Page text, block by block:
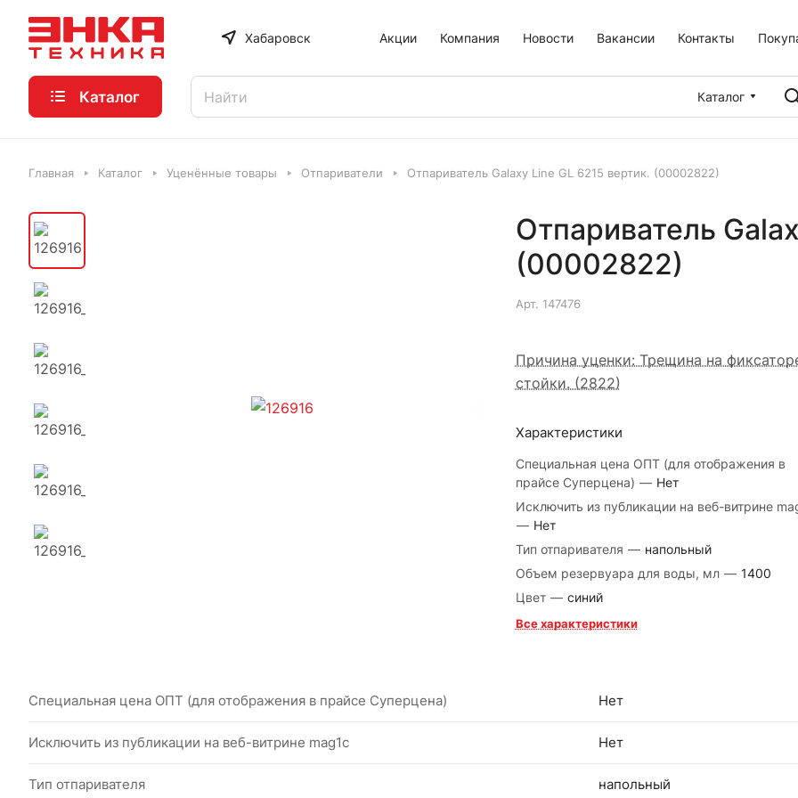
Хабаровск Акции Компания Новости Вакансии Контакты
Каталог
Каталог
Главная Каталог Уценённые товары Отпариватели Отпариватель Galaxy Line GL 6215 вертик. (00002822)
Отпариватель
(00002822)
Арт. 147476
Причина уценки: Трещина на
стойки. (2822)
Характеристики
Специальная цена ОПТ (для отображения в
прайсе Суперцена) — Нет
Исключить из публикации на веб-витрине
— Нет
Тип отпаривателя — напольный
Объем резервуара для воды, мл — 1400
Цвет — синий
Все характеристики
Специальная цена ОПТ (для отображения в прайсе Суперцена) Нет
Исключить из публикации на веб-витрине mag1c Нет
Тип отпаривателя напольный